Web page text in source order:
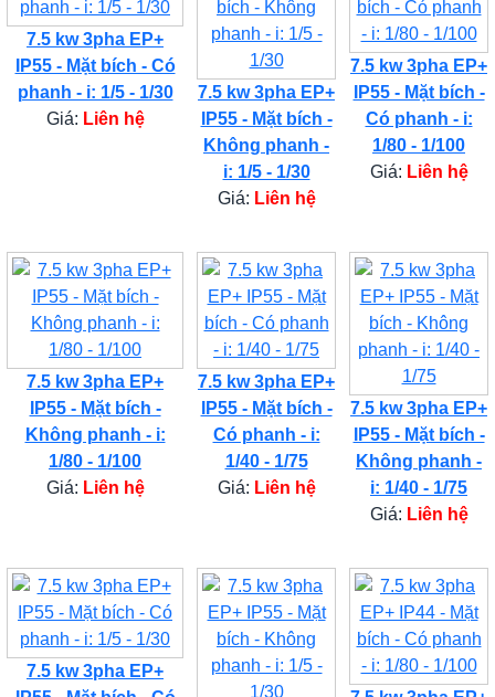
7.5 kw 3pha EP+
IP55 - Mặt bích - Có
phanh - i: 1/5 - 1/30
Giá: Liên hệ
7.5 kw 3pha EP+
IP55 - Mặt bích -
Không phanh -
i: 1/5 - 1/30
Giá: Liên hệ
7.5 kw 3pha EP+
IP55 - Mặt bích -
Có phanh - i:
1/80 - 1/100
Giá: Liên hệ
7.5 kw 3pha EP+
IP55 - Mặt bích -
Không phanh - i:
1/80 - 1/100
Giá: Liên hệ
7.5 kw 3pha EP+
IP55 - Mặt bích -
Có phanh - i:
1/40 - 1/75
Giá: Liên hệ
7.5 kw 3pha EP+
IP55 - Mặt bích -
Không phanh -
i: 1/40 - 1/75
Giá: Liên hệ
7.5 kw 3pha EP+